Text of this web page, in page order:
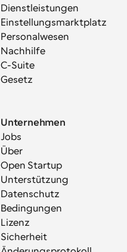
Dienstleistungen
Einstellungsmarktplatz
Personalwesen
Nachhilfe
C-Suite
Gesetz
Unternehmen
Jobs
Über
Open Startup
Unterstützung
Datenschutz
Bedingungen
Lizenz
Sicherheit